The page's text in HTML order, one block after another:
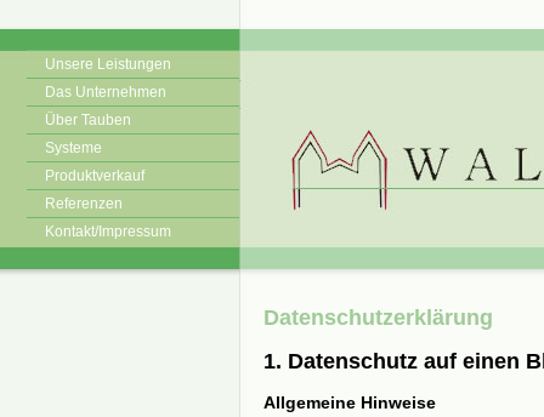
Unsere Leistungen
Das Unternehmen
Über Tauben
Systeme
Produktverkauf
Referenzen
Kontakt/Impressum
Datenschutzerklärung
1. Datenschutz auf einen
Allgemeine Hinweise